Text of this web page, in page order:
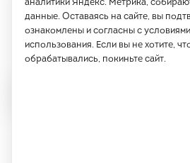
Часы работы:
с 09:00 до 18:00, сб-вс -
Написать нам
аналитики Яндекс. Метрика,
данные. Оставаясь на сайте, вы
ознакомлены и согласны с
использования. Если вы не хотите,
обрабатывались, покиньте сайт.